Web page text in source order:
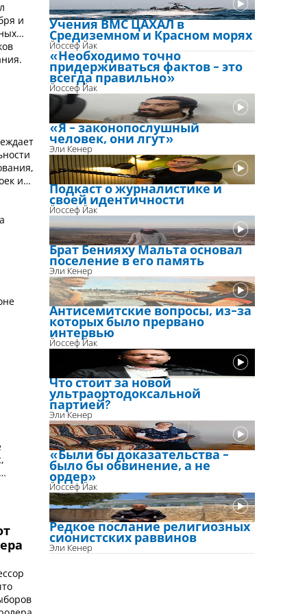
и
и
Учения ВМС ЦАХАЛ в
Средиземном и Красном морях
Йоссеф Йак
«Необходимо точно
придерживаться фактов - это
всегда правильно»
Йоссеф Йак
«Я - законопослушный
человек, они лгут»
Эли Кенер
Подкаст о журналистике и
своей идентичности
Йоссеф Йак
Брат Бенияху Мальта основал
поселение в его память
Эли Кенер
Антисемитские вопросы, из-за
которых было прервано
интервью
Йоссеф Йак
Что стоит за новой
ультраортодоксальной
партией?
Эли Кенер
«Были бы доказательства -
было бы обвинение, а не
ордер»
Йоссеф Йак
Редкое послание религиозных
сионистских раввинов
Эли Кенер